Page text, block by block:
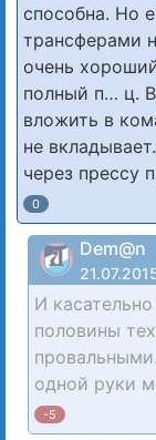
способна. Но
трансферами
очень
полный п… ц.
вложить в
не
через прессу
0
Dem@n
И
половины
одной руки
-5